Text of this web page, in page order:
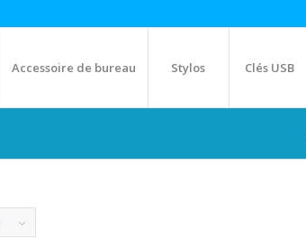
Accessoire de bureau Stylos Clés USB